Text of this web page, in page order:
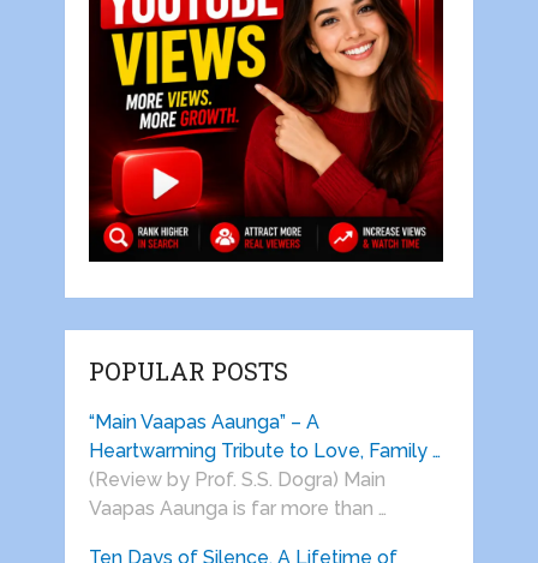
POPULAR POSTS
“Main Vaapas Aaunga” – A
Heartwarming Tribute to Love, Family …
(Review by Prof. S.S. Dogra) Main
Vaapas Aaunga is far more than …
Ten Days of Silence, A Lifetime of